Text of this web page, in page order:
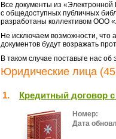
Все документы из «Электронной
с общедоступных публичных
разработаны коллективом ООО
Не исключаем возможности, что
документов будут возражать
В таком случае поставьте нас
Юридические лица
1. Кредитный договор
Номер:
Дата